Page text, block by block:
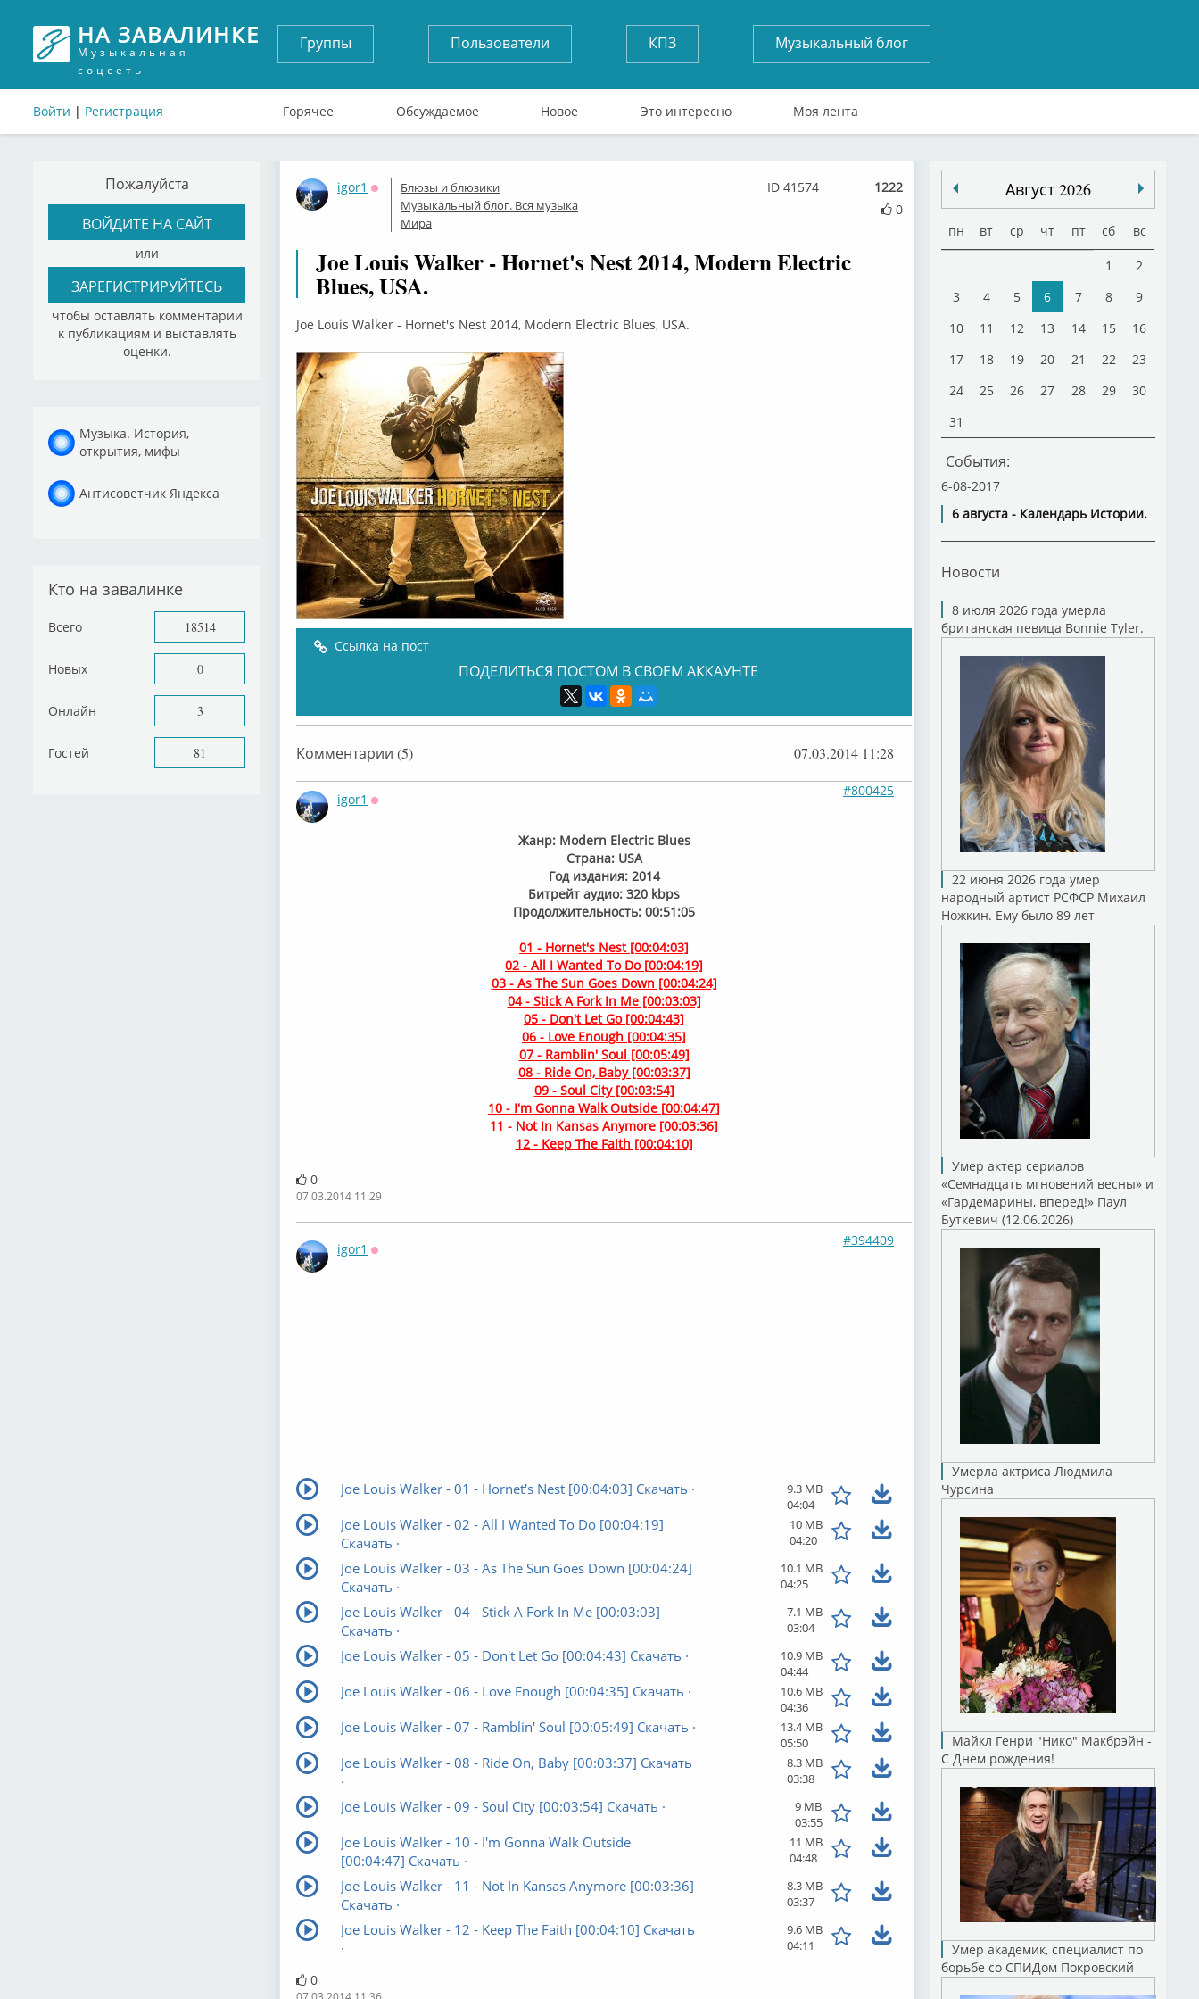
НА ЗАВАЛИНКЕ
Музыкальная
соцсеть
Войти | Регистрация
Группы Пользователи КПЗ Музыкальный блог
Горячее Обсуждаемое Новое Это интересно Моя лента
Пожалуйста
ВОЙДИТЕ НА САЙТ
или
ЗАРЕГИСТРИРУЙТЕСЬ
чтобы оставлять комментарии
к публикациям и выставлять
оценки.
Музыка. История,
открытия, мифы
Антисоветчик Яндекса
Кто на завалинке
Всего 18514
Новых 0
Онлайн 3
Гостей 81
igor1
Оффлайн
Блюзы и блюзики
Музыкальный блог. Вся музыка
Мира
1222
0
ID 41574
Joe Louis Walker - Hornet's Nest 2014, Modern Electric
Blues, USA.
Joe Louis Walker - Hornet's Nest 2014, Modern Electric Blues, USA.
Ссылка на пост
ПОДЕЛИТЬСЯ ПОСТОМ В СВОЕМ АККАУНТЕ
Комментарии (5) 07.03.2014 11:28
igor1
#800425
Жанр: Modern Electric Blues
Страна: USA
Год издания: 2014
Битрейт аудио: 320 kbps
Продолжительность: 00:51:05
01 - Hornet's Nest [00:04:03]
02 - All I Wanted To Do [00:04:19]
03 - As The Sun Goes Down [00:04:24]
04 - Stick A Fork In Me [00:03:03]
05 - Don't Let Go [00:04:43]
06 - Love Enough [00:04:35]
07 - Ramblin' Soul [00:05:49]
08 - Ride On, Baby [00:03:37]
09 - Soul City [00:03:54]
10 - I'm Gonna Walk Outside [00:04:47]
11 - Not In Kansas Anymore [00:03:36]
12 - Keep The Faith [00:04:10]
0
07.03.2014 11:29
igor1
#394409
Joe Louis Walker - 01 - Hornet's Nest [00:04:03] Скачать ·
9.3 MB
04:04
Joe Louis Walker - 02 - All I Wanted To Do [00:04:19]
Скачать ·
10 MB
04:20
Joe Louis Walker - 03 - As The Sun Goes Down [00:04:24]
Скачать ·
10.1 MB
04:25
Joe Louis Walker - 04 - Stick A Fork In Me [00:03:03]
Скачать ·
7.1 MB
03:04
Joe Louis Walker - 05 - Don't Let Go [00:04:43] Скачать ·
10.9 MB
04:44
Joe Louis Walker - 06 - Love Enough [00:04:35] Скачать ·
10.6 MB
04:36
Joe Louis Walker - 07 - Ramblin' Soul [00:05:49] Скачать ·
13.4 MB
05:50
Joe Louis Walker - 08 - Ride On, Baby [00:03:37] Скачать
·
8.3 MB
03:38
Joe Louis Walker - 09 - Soul City [00:03:54] Скачать ·
9 MB
03:55
Joe Louis Walker - 10 - I'm Gonna Walk Outside
[00:04:47] Скачать ·
11 MB
04:48
Joe Louis Walker - 11 - Not In Kansas Anymore [00:03:36]
Скачать ·
8.3 MB
03:37
Joe Louis Walker - 12 - Keep The Faith [00:04:10] Скачать
·
9.6 MB
04:11
0
Август 2026
пн вт ср чт пт сб вс
1
2
3
4 5 6 7 8
9
10
11 12 13 14 15
16
17
18 19 20 21 22
23
24
25 26 27 28 29
30
31
События:
6-08-2017
6 августа - Календарь Истории.
Новости
8 июля 2026 года умерла
британская певица Bonnie Tyler.
22 июня 2026 года умер
народный артист РСФСР Михаил
Ножкин. Ему было 89 лет
Умер актер сериалов
«Семнадцать мгновений весны» и
«Гардемарины, вперед!» Паул
Буткевич (12.06.2026)
Умерла актриса Людмила
Чурсина
Майкл Генри "Нико" Макбрэйн -
С Днем рождения!
Умер академик, специалист по
борьбе со СПИДом Покровский